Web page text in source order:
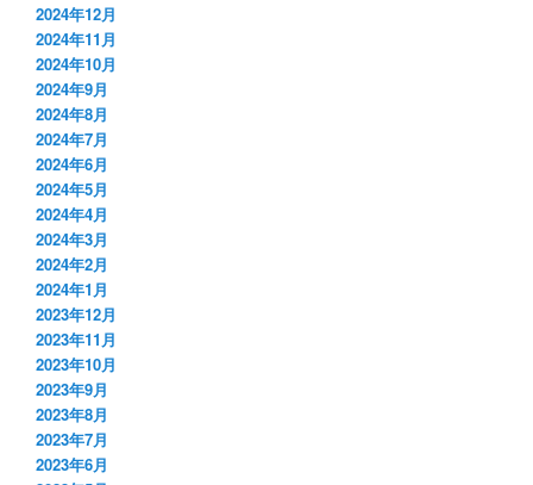
2024年12月
2024年11月
2024年10月
2024年9月
2024年8月
2024年7月
2024年6月
2024年5月
2024年4月
2024年3月
2024年2月
2024年1月
2023年12月
2023年11月
2023年10月
2023年9月
2023年8月
2023年7月
2023年6月